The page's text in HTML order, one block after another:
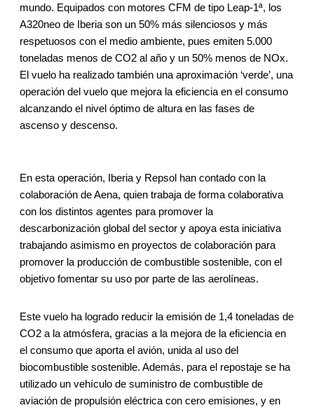
mundo. Equipados con motores CFM de tipo Leap-1ª, los
A320neo de Iberia son un 50% más silenciosos y más
respetuosos con el medio ambiente, pues emiten 5.000
toneladas menos de CO2 al año y un 50% menos de NOx.
El vuelo ha realizado también una aproximación ‘verde’, una
operación del vuelo que mejora la eficiencia en el consumo
alcanzando el nivel óptimo de altura en las fases de
ascenso y descenso.
En esta operación, Iberia y Repsol han contado con la
colaboración de Aena, quien trabaja de forma colaborativa
con los distintos agentes para promover la
descarbonización global del sector y apoya esta iniciativa
trabajando asimismo en proyectos de colaboración para
promover la producción de combustible sostenible, con el
objetivo fomentar su uso por parte de las aerolíneas.
Este vuelo ha logrado reducir la emisión de 1,4 toneladas de
CO2 a la atmósfera, gracias a la mejora de la eficiencia en
el consumo que aporta el avión, unida al uso del
biocombustible sostenible. Además, para el repostaje se ha
utilizado un vehículo de suministro de combustible de
aviación de propulsión eléctrica con cero emisiones, y en